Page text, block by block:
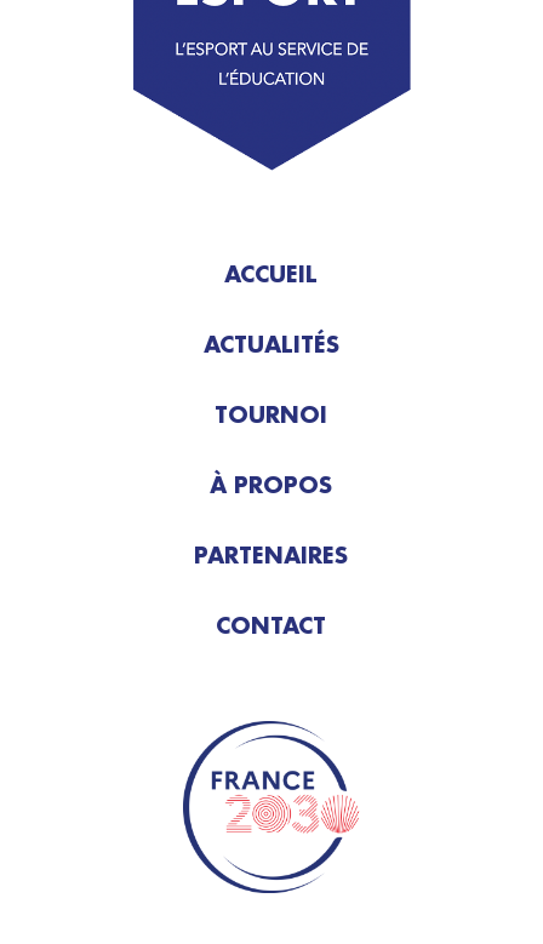
ACCUEIL
ACTUALITÉS
TOURNOI
À PROPOS
PARTENAIRES
CONTACT